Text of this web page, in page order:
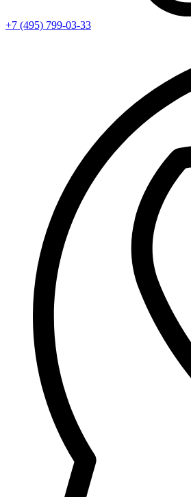
+7 (495) 799-03-33